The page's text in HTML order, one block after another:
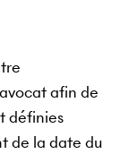
afin de
définies
de la date du